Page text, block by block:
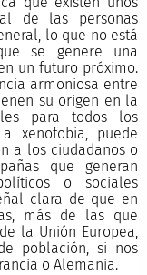
de las personas
lo que no está
se genere una
un futuro próximo.
armoniosa entre
su origen en la
para todos los
xenofobia, puede
a los ciudadanos o
que generan
o sociales
clara de que en
más de las que
la Unión Europea,
población, si nos
o Alemania.